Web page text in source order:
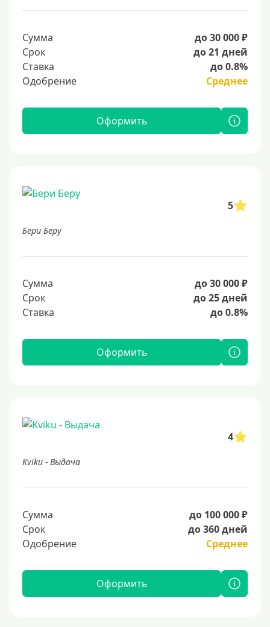
Сумма
до 30 000 ₽
Срок
до 21 дней
Ставка
до 0.8%
Одобрение
Среднее
Оформить
5
Бери Беру
Сумма
до 30 000 ₽
Срок
до 25 дней
Ставка
до 0.8%
Оформить
4
Kviku - Выдача
Сумма
до 100 000 ₽
Срок
до 360 дней
Одобрение
Среднее
Оформить